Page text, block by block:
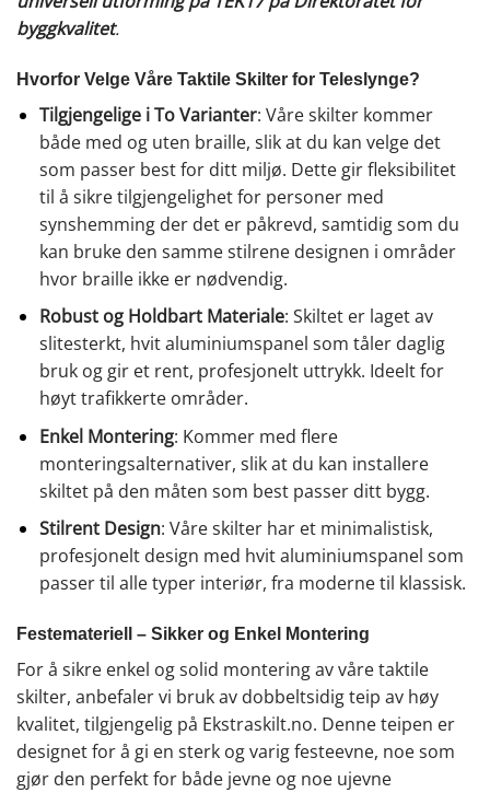
byggkvalitet.
Hvorfor Velge Våre Taktile Skilter for Teleslynge?
Tilgjengelige i To Varianter: Våre skilter kommer
både med og uten braille, slik at du kan velge det
som passer best for ditt miljø. Dette gir fleksibilitet
til å sikre tilgjengelighet for personer med
synshemming der det er påkrevd, samtidig som du
kan bruke den samme stilrene designen i områder
hvor braille ikke er nødvendig.
Robust og Holdbart Materiale: Skiltet er laget av
slitesterkt, hvit aluminiumspanel som tåler daglig
bruk og gir et rent, profesjonelt uttrykk. Ideelt for
høyt trafikkerte områder.
Enkel Montering: Kommer med flere
monteringsalternativer, slik at du kan installere
skiltet på den måten som best passer ditt bygg.
Stilrent Design: Våre skilter har et minimalistisk,
profesjonelt design med hvit aluminiumspanel som
passer til alle typer interiør, fra moderne til klassisk.
Festemateriell – Sikker og Enkel Montering
For å sikre enkel og solid montering av våre taktile
skilter, anbefaler vi bruk av dobbeltsidig teip av høy
kvalitet, tilgjengelig på Ekstraskilt.no. Denne teipen er
designet for å gi en sterk og varig festeevne, noe som
gjør den perfekt for både jevne og noe ujevne